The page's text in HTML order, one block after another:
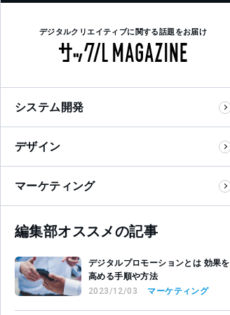
デジタルクリエイティブに関する話題をお届け
システム開発
デザイン
マーケティング
編集部オススメの記事
デジタルプロモーションとは 効果を
高める手順や方法
2023/12/03
マーケティング